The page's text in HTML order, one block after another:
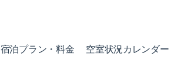
宿泊プラン・料金 空室状況カレンダー